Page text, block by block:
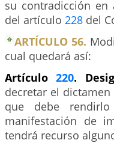
su contradicción
del artículo 228 del
ARTÍCULO 56.
cual quedará así:
Artículo220.
decretar el
que debe
manifestación de
tendrá recurso